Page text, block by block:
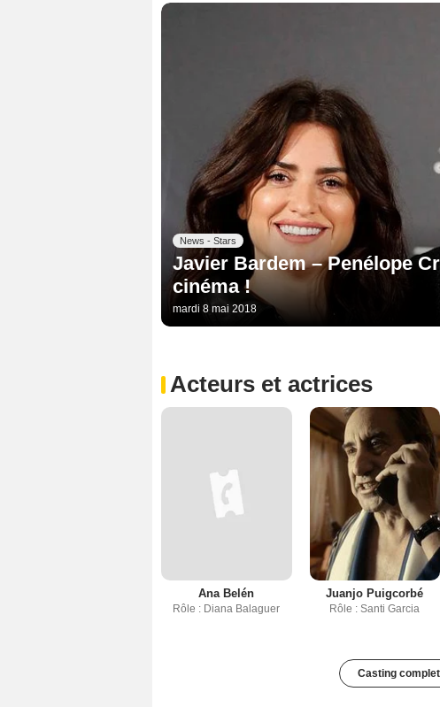
News - Stars
Javier Bardem – Penélope
cinéma !
mardi 8 mai 2018
Acteurs et actrices
Ana Belén
Rôle : Diana Balaguer
Juanjo Puigcorbé
Rôle : Santi Garcia
Casting